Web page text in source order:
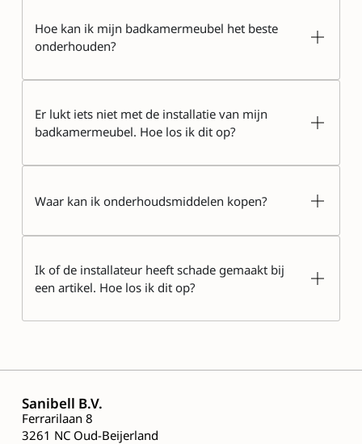
Hoe kan ik mijn badkamermeubel het beste
onderhouden?
Er lukt iets niet met de installatie van mijn
badkamermeubel. Hoe los ik dit op?
Waar kan ik onderhoudsmiddelen kopen?
Ik of de installateur heeft schade gemaakt bij
een artikel. Hoe los ik dit op?
Sanibell B.V.
Ferrarilaan 8
3261 NC Oud-Beijerland